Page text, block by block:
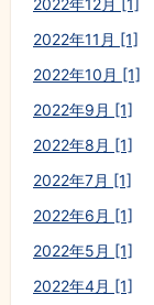
2022年11月 [1]
2022年10月 [1]
2022年9月 [1]
2022年8月 [1]
2022年7月 [1]
2022年6月 [1]
2022年5月 [1]
2022年4月 [1]